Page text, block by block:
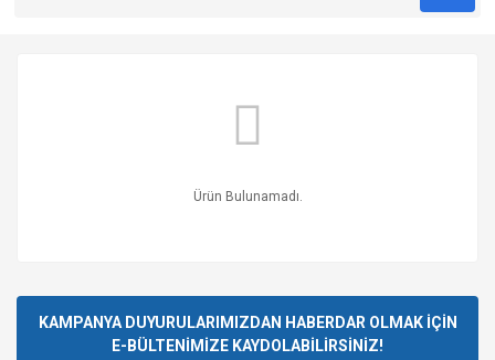
Ürün Bulunamadı.
KAMPANYA DUYURULARIMIZDAN HABERDAR OLMAK İÇİN
E-BÜLTENİMİZE KAYDOLABİLİRSİNİZ!